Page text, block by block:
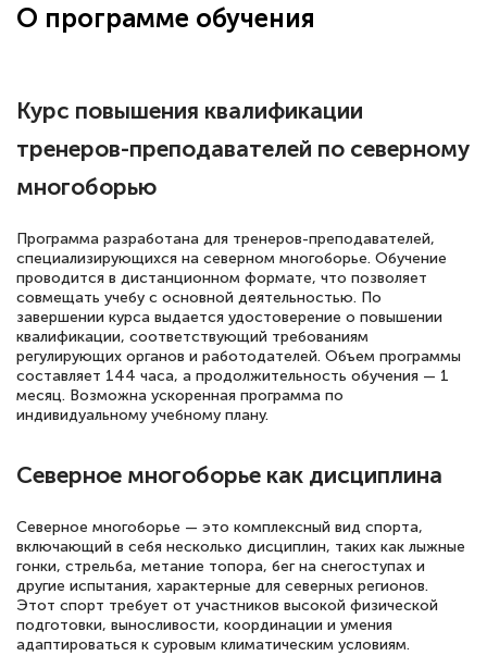
большое количество методических
Елена Кравченко
18 марта 2026
Выражаю благодарность за курс
повышения квалификации "Эксперт ЕГЭ по
русскому языку и литературе". Много
полезных материалов помогли
подготовиться к тестированию. Это
статьи. Времени на подготовку
аттестацию в школе. Спасибо!
Евгения Коротких
О программе обучения
Курс повышения квалификации
тренеров-преподавателей по северному
многоборью
Программа разработана для тренеров-преподавателей,
специализирующихся на северном многоборье. Обучение
проводится в дистанционном формате, что позволяет
совмещать учебу с основной деятельностью. По
завершении курса выдается удостоверение о повышении
квалификации, соответствующий требованиям
регулирующих органов и работодателей. Объем программы
составляет 144 часа, а продолжительность обучения — 1
месяц. Возможна ускоренная программа по
индивидуальному учебному плану.
Северное многоборье как дисциплина
Северное многоборье — это комплексный вид спорта,
включающий в себя несколько дисциплин, таких как лыжные
гонки, стрельба, метание топора, бег на снегоступах и
другие испытания, характерные для северных регионов.
Этот спорт требует от участников высокой физической
подготовки, выносливости, координации и умения
адаптироваться к суровым климатическим условиям.